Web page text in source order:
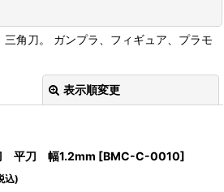
角刀。 ガンプラ、フィギュア、プラモ
表示順変更
平刀 幅1.2mm [BMC-C-0010]
込)